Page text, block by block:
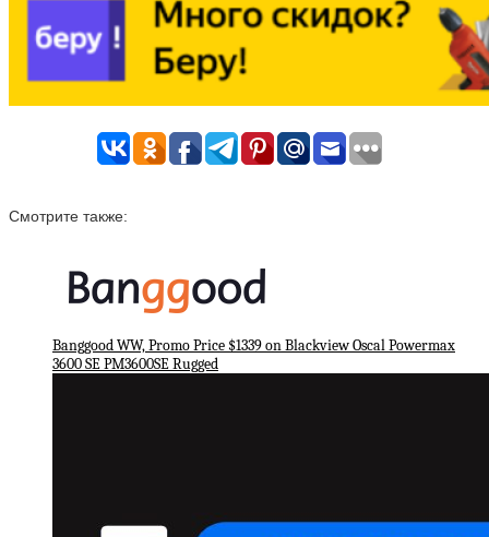
Смотрите также:
Banggood WW, Promo Price $1339 on Blackview Oscal Powermax
3600 SE PM3600SE Rugged